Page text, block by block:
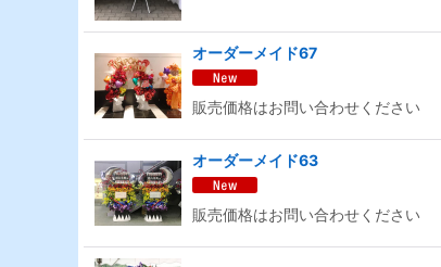
オーダーメイド67
販売価格はお問い合わせください
オーダーメイド63
販売価格はお問い合わせください